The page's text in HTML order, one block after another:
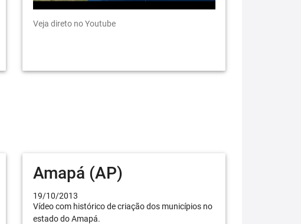
Veja direto no Youtube
Amapá (AP)
19/10/2013
Vídeo com histórico de criação dos municípios no
estado do Amapá.